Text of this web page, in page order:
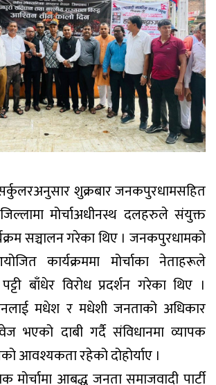
सर्कुलरअनुसार शुक्रबार जनकपुरधामसहित
मोर्चाअधीनस्थ दलहरुले संयुक्त
सञ्चालन गरेका थिए । जनकपुरधामको
कार्यक्रममा मोर्चाका नेताहरूले
बाँधेर विरोध प्रदर्शन गरेका थिए ।
मधेश र मधेशी जनताको अधिकार
भएको दाबी गर्दै संविधानमा व्यापक
आवश्यकता रहेको दोहोर्याए ।
मोर्चामा आबद्ध जनता समाजवादी पार्टी